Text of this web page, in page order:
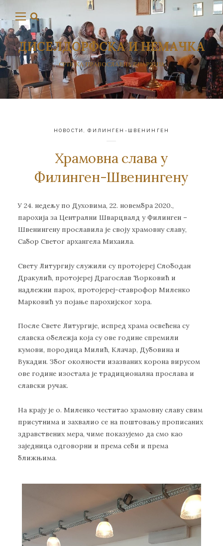
ДИСЕЛДОРФСКА И НЕМАЧКА
СРПСКА ПРАВОСЛАВНА ЕПАРХИЈА
НОВОСТИ ,ФИЛИНГЕН-ШВЕНИНГЕН
Храмовна слава у
Филинген-Швенингену
У 24. недељу по Духовима, 22. новембра 2020.,
парохија за Централни Шварцвалд у Филинген –
Швенингену прославила је своју храмовну славу,
Сабор Светог архангела Михаила.
Свету Литургију служили су протојереј Слободан
Дракулић, протојереј Драгослав Ћорковић и
надлежни парох, протојереј-ставрофор Миленко
Марковић уз појање парохијског хора.
После Свете Литургије, испред храма освећена су
славска обележја која су ове године спремили
кумови, породица Милић, Клачар, Дубовина и
Вукадин. Због околности изазваних корона вирусом
ове године изостала је традиционална прослава и
славски ручак.
На крају је о. Миленко честитао храмовну славу свим
присутнима и захвалио се на поштовању прописаних
здравствених мера, чиме показујемо да смо као
заједница одговорни и према себи и према
ближњима.